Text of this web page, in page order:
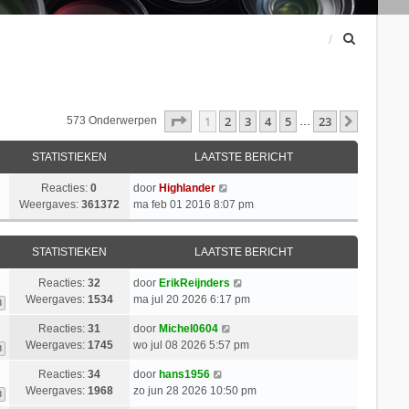
573 Onderwerpen Pagina1 Van 23
1 2 3 4 5 … 23
STATISTIEKEN LAATSTE BERICHT
Reacties:0
Weergaves: 361372
door Highlander
ma feb 01 2016 8:07 pm
STATISTIEKEN LAATSTE BERICHT
Reacties: 32
Weergaves: 1534
door ErikReijnders
ma jul 20 2026 6:17 pm
Reacties: 31
Weergaves: 1745
door Michel0604
wo jul 08 2026 5:57 pm
Reacties: 34
Weergaves: 1968
door hans1956
zo jun 28 2026 10:50 pm